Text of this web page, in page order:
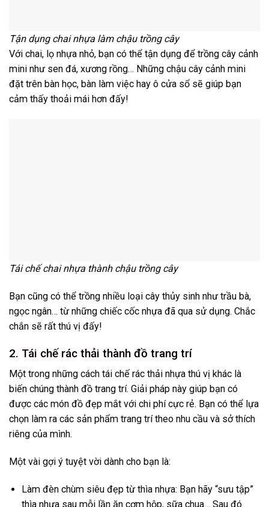
Tận dụng chai nhựa làm chậu trồng cây
Với chai, lọ nhựa nhỏ, bạn có thể tận dụng để trồng cây cảnh
mini như sen đá, xương rồng… Những chậu cây cảnh mini
đặt trên bàn học, bàn làm việc hay ô cửa sổ sẽ giúp bạn
cảm thấy thoải mái hơn đấy!
Tái chế chai nhựa thành chậu trồng cây
Bạn cũng có thể trồng nhiều loại cây thủy sinh như trầu bà,
ngọc ngân… từ những chiếc cốc nhựa đã qua sử dụng. Chắc
chắn sẽ rất thú vị đấy!
2. Tái chế rác thải thành đồ trang trí
Một trong những cách tái chế rác thải nhựa thú vị khác là
biến chúng thành đồ trang trí. Giải pháp này giúp bạn có
được các món đồ đẹp mắt với chi phí cực rẻ. Bạn có thể lựa
chọn làm ra các sản phẩm trang trí theo nhu cầu và sở thích
riêng của mình.
Một vài gợi ý tuyệt vời dành cho bạn là:
Làm đèn chùm siêu đẹp từ thìa nhựa: Bạn hãy “sưu tập”
thìa nhựa sau mỗi lần ăn cơm hộp, sữa chua… Sau đó